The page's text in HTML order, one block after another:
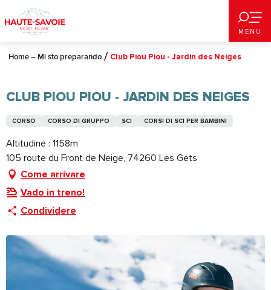
au
contenu
principal
MENU
Home – Mi sto preparando Club Piou Piou - Jardin des Neiges
CLUB PIOU PIOU - JARDIN DES NEIGES
CORSO CORSO DI GRUPPO SCI CORSI DI SCI PER BAMBINI
Altitudine : 1158m
105 route du Front de Neige, 74260 Les Gets
Come arrivare
Vado in treno!
Condividere